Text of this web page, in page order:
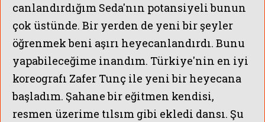
canlandırdığım Seda'nın potansiyeli bunun
çok üstünde. Bir yerden de yeni bir şeyler
öğrenmek beni aşırı heyecanlandırdı. Bunu
yapabileceğime inandım. Türkiye'nin en iyi
koreografı Zafer Tunç ile yeni bir heyecana
başladım. Şahane bir eğitmen kendisi,
resmen üzerime tılsım gibi ekledi dansı. Şu